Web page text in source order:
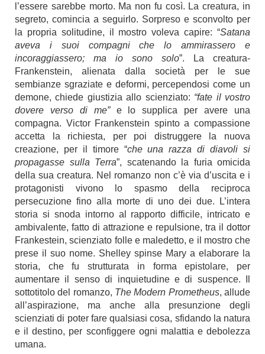
l’essere sarebbe morto. Ma non fu così. La creatura, in
segreto, comincia a seguirlo. Sorpreso e sconvolto per
la propria solitudine, il mostro voleva capire: “Satana
aveva i suoi compagni che lo ammirassero e
incoraggiassero; ma io sono solo”. La creatura-
Frankenstein, alienata dalla società per le sue
sembianze sgraziate e deformi, percependosi come un
demone, chiede giustizia allo scienziato: “fate il vostro
dovere verso di me” e lo supplica per avere una
compagna. Victor Frankenstein spinto a compassione
accetta la richiesta, per poi distruggere la nuova
creazione, per il timore “che una razza di diavoli si
propagasse sulla Terra”, scatenando la furia omicida
della sua creatura. Nel romanzo non c’è via d’uscita e i
protagonisti vivono lo spasmo della reciproca
persecuzione fino alla morte di uno dei due. L’intera
storia si snoda intorno al rapporto difficile, intricato e
ambivalente, fatto di attrazione e repulsione, tra il dottor
Frankestein, scienziato folle e maledetto, e il mostro che
prese il suo nome. Shelley spinse Mary a elaborare la
storia, che fu strutturata in forma epistolare, per
aumentare il senso di inquietudine e di suspence. Il
sottotitolo del romanzo, The Modern Prometheus, allude
all’aspirazione, ma anche alla presunzione degli
scienziati di poter fare qualsiasi cosa, sfidando la natura
e il destino, per sconfiggere ogni malattia e debolezza
umana.